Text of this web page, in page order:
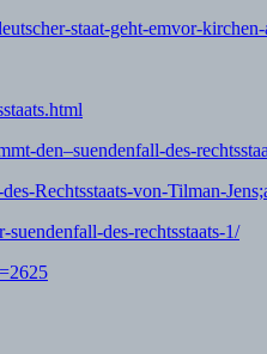
staat-geht-emvor-
den–suendenfall-des-
Rechtsstaats-von-Tilman-
des-rechtsstaats-1/